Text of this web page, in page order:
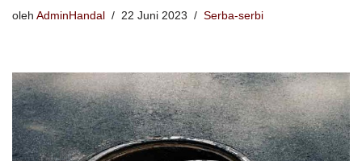
oleh AdminHandal 22 Juni 2023 Serba-serbi